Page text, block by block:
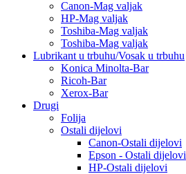
Canon-Mag valjak
HP-Mag valjak
Toshiba-Mag valjak
Toshiba-Mag valjak
Lubrikant u trbuhu/Vosak u trbuhu
Konica Minolta-Bar
Ricoh-Bar
Xerox-Bar
Drugi
Folija
Ostali dijelovi
Canon-Ostali dijelovi
Epson - Ostali dijelovi
HP-Ostali dijelovi